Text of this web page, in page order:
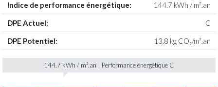
Indice de performance énergétique: 144.7 kWh / m².an
DPE Actuel: C
DPE Potentiel: 13.8 kg CO₂/m².an
144.7 kWh / m².an | Performance énergétique C